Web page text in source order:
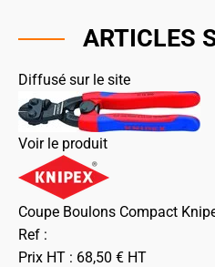
ARTICLES
Diffusé sur le site
Voir le produit
Coupe Boulons Compact
Ref :
Prix HT : 68,50 € HT